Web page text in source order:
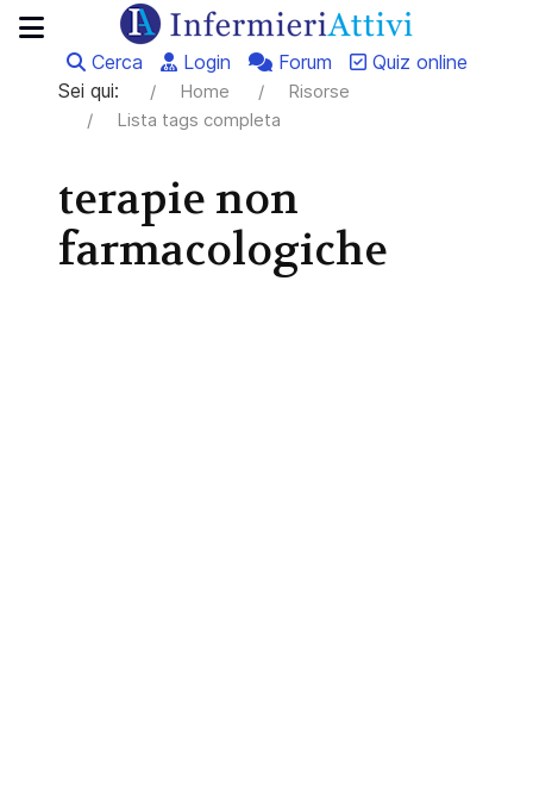
Cerca Login Forum
Quiz online
Sei qui:
Home
Risorse
Lista tags completa
terapie non
farmacologiche